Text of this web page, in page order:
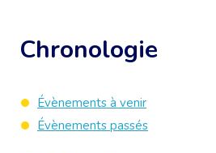
Chronologie
Évènements à venir
Évènements passés